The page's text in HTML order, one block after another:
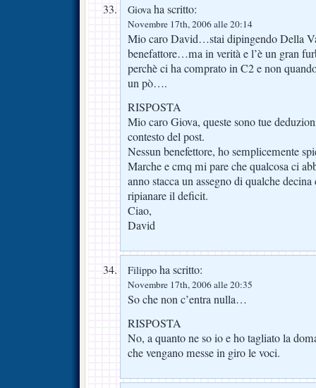
Giovaha scritto:
Novembre 17th, 2006 alle 20:14
Mio caro David…stai dipingendo Della
benefattore…ma in verità e l’è un gran
perchè ci ha comprato in C2 e non
un pò….
RISPOSTA
Mio caro Giova, queste sono tue
contesto del post.
Nessun benefettore, ho semplicemente
Marche e cmq mi pare che qualcosa ci
anno stacca un assegno di qualche
ripianare il deficit.
Ciao,
David
Filippo ha scritto:
Novembre 17th, 2006 alle 20:35
So che non c’entra nulla…
RISPOSTA
No, a quanto ne so io e ho tagliato la
che vengano messe in giro le voci.